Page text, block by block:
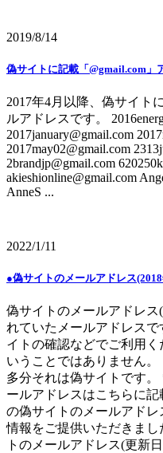
2019/8/14
偽サイトに記載「@gmail.com」
2017年4月以降、偽サイト
ルアドレスです。
2017january@gmail.com
2017may02@gmail.com
2brandjp@gmail.com
akieshionline@gmail.com
AnneS ...
2022/1/11
●偽サイトのメールアドレス
偽サイトのメールアドレス
れていたメールアドレス
イトの確認などでご利用
いうことではありません。
多分それは偽サイトです。
ールアドレスはこちらに
の偽サイトのメールアド
情報をご提供いただきま
トのメールアドレス(更新